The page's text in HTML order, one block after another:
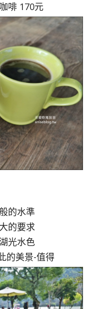
啡 170元
的水準
的要求
光水色
的美景-值得